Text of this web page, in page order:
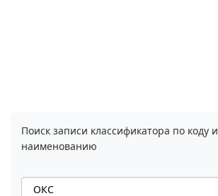
Поиск записи классификатора по коду и
наименованию